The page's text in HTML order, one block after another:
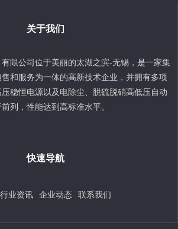
关于我们
限公司位于美丽的太湖之滨-无锡，是一家集
和服务为一体的高新技术企业，并拥有多项
稳恒电源以及电除尘、脱硫脱硝高低压自动
列，性能达到高标准水平。
快速导航
行业资讯 企业动态 联系我们